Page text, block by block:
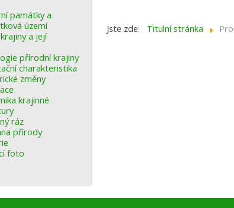
památky a
území
a její
přírodní krajiny
charakteristika
změny
krajinné
ráz
přírody
foto
Jste zde: Titulní stránka